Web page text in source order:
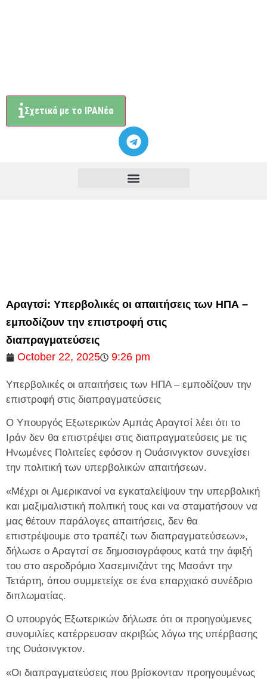
Σχετικά με το ΙΡΑΝέα
Αραγτσί: Υπερβολικές οι απαιτήσεις των ΗΠΑ –
εμποδίζουν την επιστροφή στις
διαπραγματεύσεις
October 22, 2025
9:26 pm
Υπερβολικές οι απαιτήσεις των ΗΠΑ – εμποδίζουν την
επιστροφή στις διαπραγματεύσεις
Ο Υπουργός Εξωτερικών Αμπάς Αραγτσί λέει ότι το
Ιράν δεν θα επιστρέψει στις διαπραγματεύσεις με τις
Ηνωμένες Πολιτείες εφόσον η Ουάσινγκτον συνεχίσει
την πολιτική των υπερβολικών απαιτήσεων.
«Μέχρι οι Αμερικανοί να εγκαταλείψουν την υπερβολική
και μαξιμαλιστική πολιτική τους και να σταματήσουν να
μας θέτουν παράλογες απαιτήσεις, δεν θα
επιστρέψουμε στο τραπέζι των διαπραγματεύσεων»,
δήλωσε ο Αραγτσί σε δημοσιογράφους κατά την άφιξή
του στο αεροδρόμιο Χασεμινιζάντ της Μασάντ την
Τετάρτη, όπου συμμετείχε σε ένα επαρχιακό συνέδριο
διπλωματίας.
Ο υπουργός Εξωτερικών δήλωσε ότι οι προηγούμενες
συνομιλίες κατέρρευσαν ακριβώς λόγω της υπέρβασης
της Ουάσινγκτον.
«Οι διαπραγματεύσεις που βρίσκονταν προηγουμένως